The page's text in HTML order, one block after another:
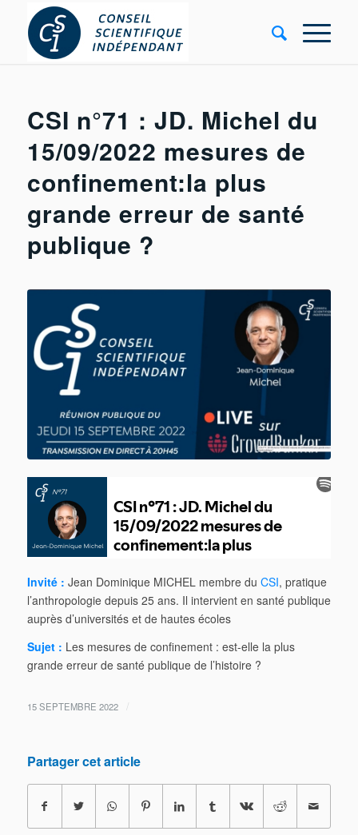
CSI n°71 : JD. Michel du
15/09/2022 mesures de
confinement:la plus
grande erreur de santé
publique ?
Invité : Jean Dominique MICHEL membre du CSI, pratique
l’anthropologie depuis 25 ans. Il intervient en santé publique
auprès d’universités et de hautes écoles
Sujet : Les mesures de confinement : est-elle la plus
grande erreur de santé publique de l’histoire ?
15 SEPTEMBRE 2022 /
Partager cet article